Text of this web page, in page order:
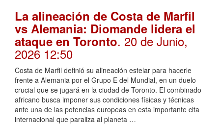
La alineación de Costa de Marfil
vs Alemania: Diomande lidera el
ataque en Toronto. 20 de Junio,
2026 12:50
Costa de Marfil definió su alineación estelar para hacerle
frente a Alemania por el Grupo E del Mundial, en un duelo
crucial que se jugará en la ciudad de Toronto. El combinado
africano busca imponer sus condiciones físicas y técnicas
ante una de las potencias europeas en esta importante cita
internacional que paraliza al planeta …